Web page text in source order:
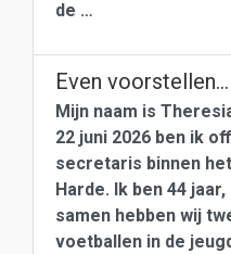
de …
Even voorstellen…
Mijn naam is
22 juni 2026 ben ik
secretaris binnen het
Harde. Ik ben 44
samen hebben wij
voetballen in de